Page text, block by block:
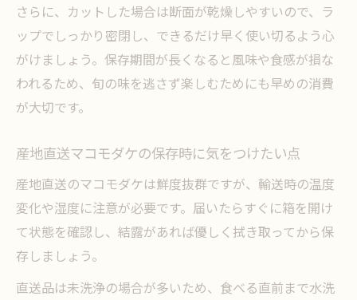
さらに、カットした場合は断面が乾燥しやすいので、ラ
ップでしっかり密閉し、できるだけ早く使い切るよう心
がけましょう。保存期間が長くなると風味や食感が損な
われるため、旬の味を逃さず楽しむためにも早めの消費
が大切です。
産地直送マコモダケの保存時に気をつけたい点
産地直送のマコモダケは鮮度抜群ですが、輸送時の温度
変化や湿度に注意が必要です。届いたらすぐに箱を開け
て状態を確認し、結露があれば優しく拭き取ってから保
存しましょう。
直送品は未洗浄の場合が多いため、食べる直前まで水洗